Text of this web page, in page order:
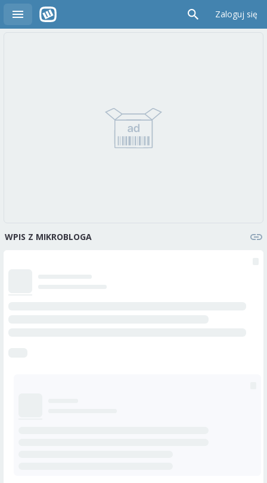
Zaloguj się
WPIS Z MIKROBLOGA